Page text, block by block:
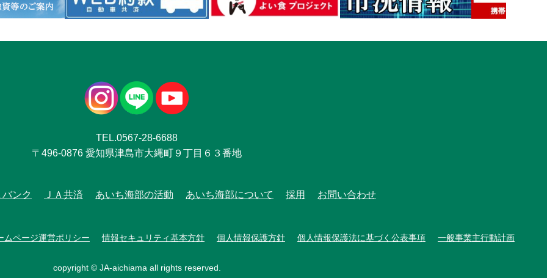
TEL.0567-28-6688
〒496-0876 愛知県津島市大縄町９丁目６３番地
バンク ＪＡ共済 あいち海部の活動 あいち海部について 採用 お問い合わせ
ムページ運営ポリシー 情報セキュリティ基本方針 個人情報保護方針 個人情報保護法に基づく公表事項 一般事業主行動計画
copyright © JA-aichiama all rights reserved.